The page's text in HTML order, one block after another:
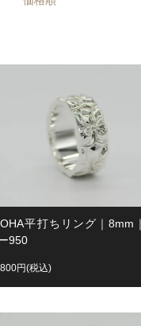
平打ちリング｜8mm
950
円(税込)